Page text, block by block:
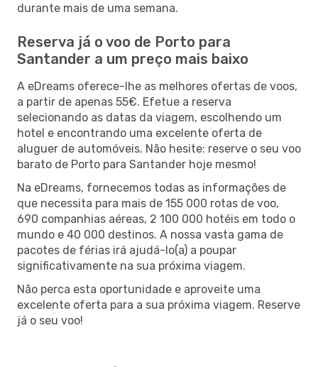
durante mais de uma semana.
Reserva já o voo de Porto para
Santander a um preço mais baixo
A eDreams oferece-lhe as melhores ofertas de voos,
a partir de apenas 55€. Efetue a reserva
selecionando as datas da viagem, escolhendo um
hotel e encontrando uma excelente oferta de
aluguer de automóveis. Não hesite: reserve o seu voo
barato de Porto para Santander hoje mesmo!
Na eDreams, fornecemos todas as informações de
que necessita para mais de 155 000 rotas de voo,
690 companhias aéreas, 2 100 000 hotéis em todo o
mundo e 40 000 destinos. A nossa vasta gama de
pacotes de férias irá ajudá-lo(a) a poupar
significativamente na sua próxima viagem.
Não perca esta oportunidade e aproveite uma
excelente oferta para a sua próxima viagem. Reserve
já o seu voo!